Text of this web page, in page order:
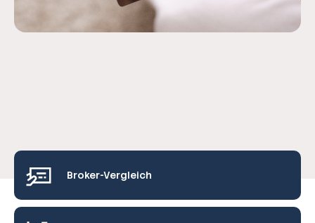
Broker-Vergleich